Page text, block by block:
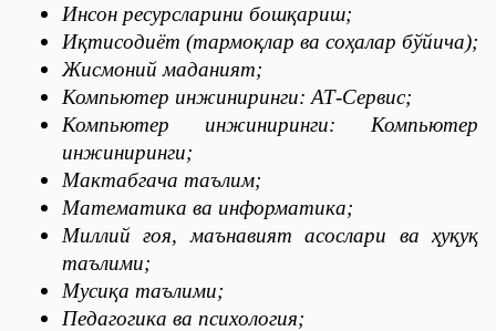
Инсон ресурсларини бошқариш;
Иқтисодиёт (тармоқлар ва соҳалар бўйича);
Жисмоний маданият;
Компьютер инжиниринги: АТ-Сервис;
Компьютер инжиниринги: Компьютер
инжиниринги;
Мактабгача таълим;
Математика ва информатика;
Миллий ғоя, маънавият асослари ва ҳуқуқ
таълими;
Мусиқа таълими;
Педагогика ва психология;